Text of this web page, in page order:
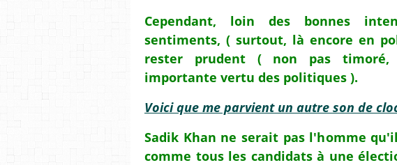
Cependant, loin des bonnes
sentiments, ( surtout, là encore en
rester prudent ( non pas timoré,
importante vertu des politiques ).
Voici que me parvient un autre son de
Sadik Khan ne serait pas l'homme
comme tous les candidats à une